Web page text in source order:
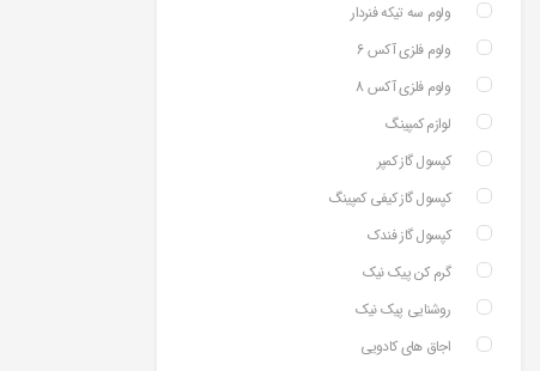
ولوم سه تیکه فنردار
ولوم فلزی آکس 6
ولوم فلزی آکس 8
لوازم کمپینگ
کپسول گاز کمپر
کپسول گاز کیفی کمپینگ
کپسول گاز فندک
گرم کن پیک نیک
روشنایی پیک نیک
اجاق های کادویی